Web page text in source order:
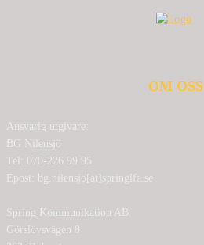
OM OSS
Ansvarig utgivare:
BG Nilensjö
Tel: 070-226 99 95
Epost: bg.nilensjo[at]springlfa.se
Spring Kommunikation AB
Görslövsvägen 8